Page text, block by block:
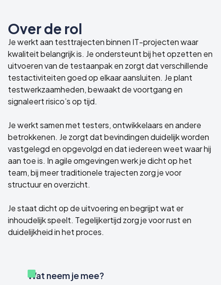
Over de rol
Je werkt aan testtrajecten binnen IT-projecten waar
kwaliteit belangrijk is. Je ondersteunt bij het opzetten en
uitvoeren van de testaanpak en zorgt dat verschillende
testactiviteiten goed op elkaar aansluiten. Je plant
testwerkzaamheden, bewaakt de voortgang en
signaleert risico’s op tijd.
Je werkt samen met testers, ontwikkelaars en andere
betrokkenen. Je zorgt dat bevindingen duidelijk worden
vastgelegd en opgevolgd en dat iedereen weet waar hij
aan toe is. In agile omgevingen werk je dicht op het
team, bij meer traditionele trajecten zorg je voor
structuur en overzicht.
Je staat dicht op de uitvoering en begrijpt wat er
inhoudelijk speelt. Tegelijkertijd zorg je voor rust en
duidelijkheid in het proces.
Wat neem je mee?